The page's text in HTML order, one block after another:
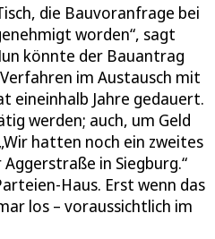
die Bauvoranfrage bei
worden“, sagt
könnte der Bauantrag
im Austausch mit
eineinhalb Jahre gedauert.
werden; auch, um Geld
hatten noch ein zweites
in Siegburg.“
Haus. Erst wenn das
los – voraussichtlich im